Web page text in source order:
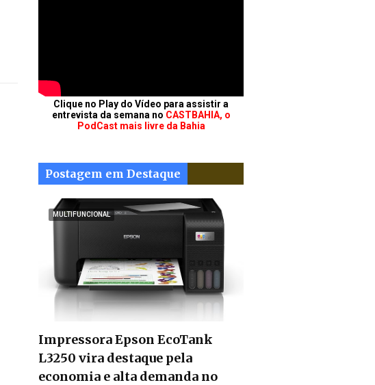
Clique no Play do Vídeo para assistir a
entrevista da semana no CASTBAHIA, o
PodCast mais livre da Bahia
Postagem em Destaque
MULTIFUNCIONAL
Impressora Epson EcoTank
L3250 vira destaque pela
economia e alta demanda no